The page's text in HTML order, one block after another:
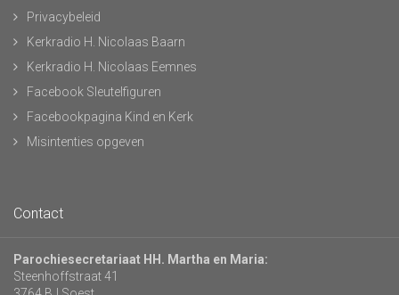
Privacybeleid
Kerkradio H. Nicolaas Baarn
Kerkradio H. Nicolaas Eemnes
Facebook Sleutelfiguren
Facebookpagina Kind en Kerk
Misintenties opgeven
Contact
Parochiesecretariaat HH. Martha en Maria:
Steenhoffstraat 41